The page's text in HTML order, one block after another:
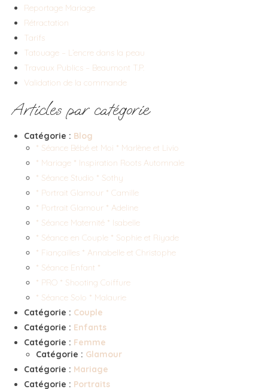
Reportage Mariage
Rétractation
Tarifs
Tatouage – L’encre dans la peau
Travaux Publics – Beaumont T.P.
Validation de la commande
Articles par catégorie
Catégorie : Blog
* Séance Bébé et Moi * Marlène et Livio
* Mariage * Inspiration Roots Automnale
* Séance Studio * Sothy
* Portrait Glamour * Camille
* Portrait Glamour * Adeline
* Séance Maternité * Isabelle
* Séance en Couple * Sophie et Riyade
* Fiançailles * Annabelle et Christophe
* Séance Enfant *
* PRO * Shooting Coiffure
* Séance Solo * Malaurie
Catégorie : Couple
Catégorie : Enfants
Catégorie : Femme
Catégorie : Glamour
Catégorie : Mariage
Catégorie : Portraits